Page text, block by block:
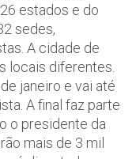
estados e do
sedes,
A cidade de
locais diferentes.
janeiro e vai até
A final faz parte
o presidente da
mais de 3 mil